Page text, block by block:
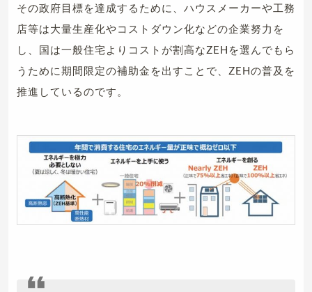
その政府目標を達成するために、ハウスメーカーや工務
店等は⼤量⽣産化やコストダウン化などの企業努力を
し、国は一般住宅よりコストが割高なZEHを選んでもら
うために期間限定の補助金を出すことで、ZEHの普及を
推進しているのです。